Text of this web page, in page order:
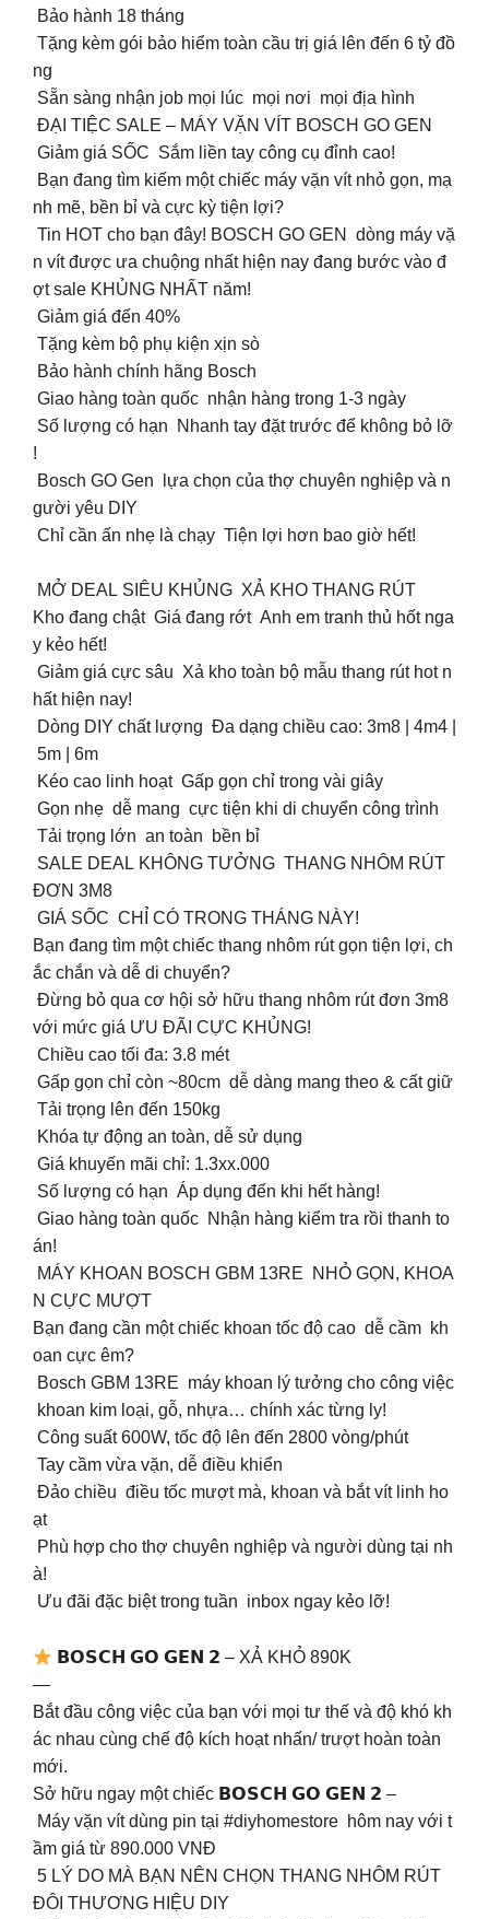
Bảo hành 18 tháng
Tặng kèm gói bảo hiểm toàn cầu trị giá lên đến 6 tỷ đồ
ng
Sẵn sàng nhận job mọi lúc mọi nơi mọi địa hình
ĐẠI TIỆC SALE – MÁY VẶN VÍT BOSCH GO GEN
Giảm giá SỐC Sắm liền tay công cụ đỉnh cao!
Bạn đang tìm kiếm một chiếc máy vặn vít nhỏ gọn, mạ
nh mẽ, bền bỉ và cực kỳ tiện lợi?
Tin HOT cho bạn đây! BOSCH GO GEN dòng máy vặ
n vít được ưa chuộng nhất hiện nay đang bước vào đ
ợt sale KHỦNG NHẤT năm!
Giảm giá đến 40%
Tặng kèm bộ phụ kiện xịn sò
Bảo hành chính hãng Bosch
Giao hàng toàn quốc nhận hàng trong 1-3 ngày
Số lượng có hạn Nhanh tay đặt trước để không bỏ lỡ
!
Bosch GO Gen lựa chọn của thợ chuyên nghiệp và n
gười yêu DIY
️ Chỉ cần ấn nhẹ là chạy Tiện lợi hơn bao giờ hết!
MỞ DEAL SIÊU KHỦNG XẢ KHO THANG RÚT
Kho đang chật Giá đang rớt Anh em tranh thủ hốt nga
y kẻo hết!
Giảm giá cực sâu Xả kho toàn bộ mẫu thang rút hot n
hất hiện nay!
Dòng DIY chất lượng Đa dạng chiều cao: 3m8 | 4m4 |
5m | 6m
Kéo cao linh hoạt Gấp gọn chỉ trong vài giây
Gọn nhẹ dễ mang cực tiện khi di chuyển công trình
Tải trọng lớn an toàn bền bỉ
SALE DEAL KHÔNG TƯỞNG THANG NHÔM RÚT
ĐƠN 3M8
GIÁ SỐC CHỈ CÓ TRONG THÁNG NÀY!
Bạn đang tìm một chiếc thang nhôm rút gọn tiện lợi, ch
ắc chắn và dễ di chuyển?
Đừng bỏ qua cơ hội sở hữu thang nhôm rút đơn 3m8
với mức giá ƯU ĐÃI CỰC KHỦNG!
Chiều cao tối đa: 3.8 mét
Gấp gọn chỉ còn ~80cm dễ dàng mang theo & cất giữ
Tải trọng lên đến 150kg
Khóa tự động an toàn, dễ sử dụng
Giá khuyến mãi chỉ: 1.3xx.000
Số lượng có hạn Áp dụng đến khi hết hàng!
Giao hàng toàn quốc Nhận hàng kiểm tra rồi thanh to
án!
MÁY KHOAN BOSCH GBM 13RE NHỎ GỌN, KHOA
N CỰC MƯỢT
Bạn đang cần một chiếc khoan tốc độ cao dễ cầm kh
oan cực êm?
Bosch GBM 13RE máy khoan lý tưởng cho công việc
khoan kim loại, gỗ, nhựa… chính xác từng ly!
Công suất 600W, tốc độ lên đến 2800 vòng/phút
Tay cầm vừa vặn, dễ điều khiển
Đảo chiều điều tốc mượt mà, khoan và bắt vít linh ho
ạt
Phù hợp cho thợ chuyên nghiệp và người dùng tại nh
à!
Ưu đãi đặc biệt trong tuần inbox ngay kẻo lỡ!
𝗕𝗢𝗦𝗖𝗛 𝗚𝗢 𝗚𝗘𝗡 𝟮 – XẢ KHỎ 890K
—
Bắt đầu công việc của bạn với mọi tư thế và độ khó kh
ác nhau cùng chế độ kích hoạt nhấn/ trượt hoàn toàn
mới.
Sở hữu ngay một chiếc 𝗕𝗢𝗦𝗖𝗛 𝗚𝗢 𝗚𝗘𝗡 𝟮 –
Máy vặn vít dùng pin tại #diyhomestore hôm nay với t
ầm giá từ 890.000 VNĐ
5 LÝ DO MÀ BẠN NÊN CHỌN THANG NHÔM RÚT
ĐÔI THƯƠNG HIỆU DIY